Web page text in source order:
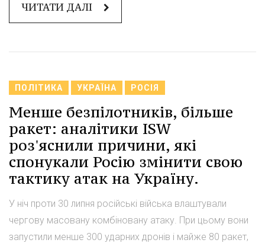
ЧИТАТИ ДАЛІ
ПОЛІТИКА УКРАЇНА РОСІЯ
Менше безпілотників, більше
ракет: аналітики ISW
роз'яснили причини, які
спонукали Росію змінити свою
тактику атак на Україну.
У ніч проти 30 липня російські війська влаштували
чергову масовану комбіновану атаку. При цьому вони
запустили менше 300 ударних дронів і майже 80 ракет,